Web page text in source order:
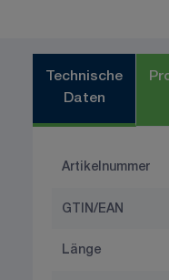
Technische
Daten
Artikelnummer
GTIN/EAN
Länge